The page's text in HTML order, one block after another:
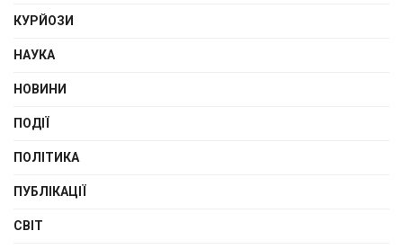
КУРЙОЗИ
НАУКА
НОВИНИ
ПОДІЇ
ПОЛІТИКА
ПУБЛІКАЦІЇ
СВІТ